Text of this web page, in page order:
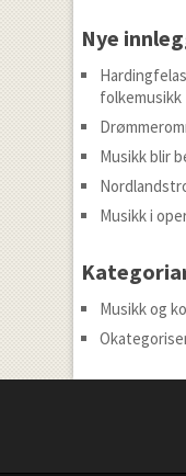
Nye
folkemusikk
Musikk blir
Musikk i
Musikk og